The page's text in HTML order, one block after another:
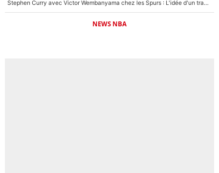
Stephen Curry avec Victor Wembanyama chez les Spurs : L'idée d'un trade historique est lancée en NBA !
NEWS NBA